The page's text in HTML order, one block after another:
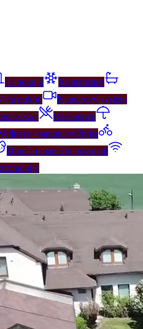
11 pokojů
Klimatizace
na pokoji
Kamerový systém
24/7
Restaurace
– sauna a vířivka
Domácí mazlíčci povoleni